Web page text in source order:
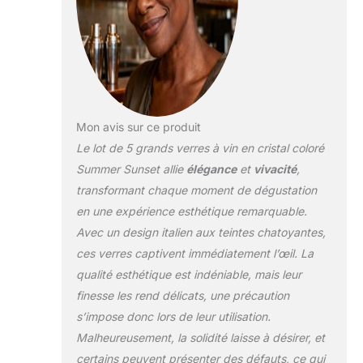
590 ml, vous
permettant de profiter
pleinement de votre vin
ou boisson préférée.
Ce qui rend ces verres
à vin vraiment
captivants, c'est leur
design magnifiquement
coloré, rappelant les
souffle qui remplissent
le ciel pendant un
coucher de soleil d'été.
Avec des teintes allant
oranges ardentes aux
violets profonds et aux
roses tendres, chaque
verre capture l'essence
créant un affichage
Mon avis sur ce produit
Le lot de 5 grands verres à vin en cristal coloré
Summer Sunset allie éléganceet vivacité,
transformant chaque moment de dégustation
en une expérience esthétique remarquable.
Avec un design italien aux teintes chatoyantes,
ces verres captivent immédiatement l’œil. La
qualité esthétique est indéniable, mais leur
finesse les rend délicats, une précaution
s’impose donc lors de leur utilisation.
Malheureusement, la solidité laisse à désirer, et
certains peuvent présenter des défauts, ce qui